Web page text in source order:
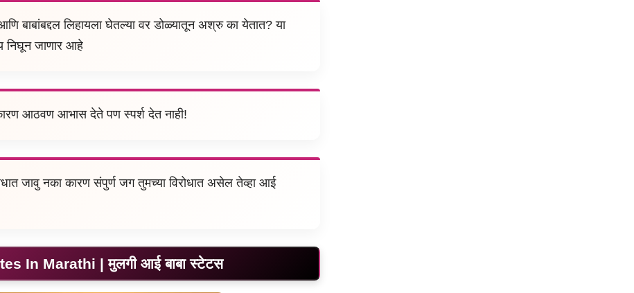
बाबांबद्दल लिहायला घेतल्या वर डोळ्यातून अश्रु का येतात? या
निघून जाणार आहे
आठवण आभास देते पण स्पर्श देत नाही!
जावु नका कारण संपुर्ण जग तुमच्या विरोधात असेल तेव्हा आई
In Marathi | मुलगी आई बाबा स्टेटस